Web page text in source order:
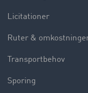
Licitationer
Ruter &
Transportbehov
Sporing